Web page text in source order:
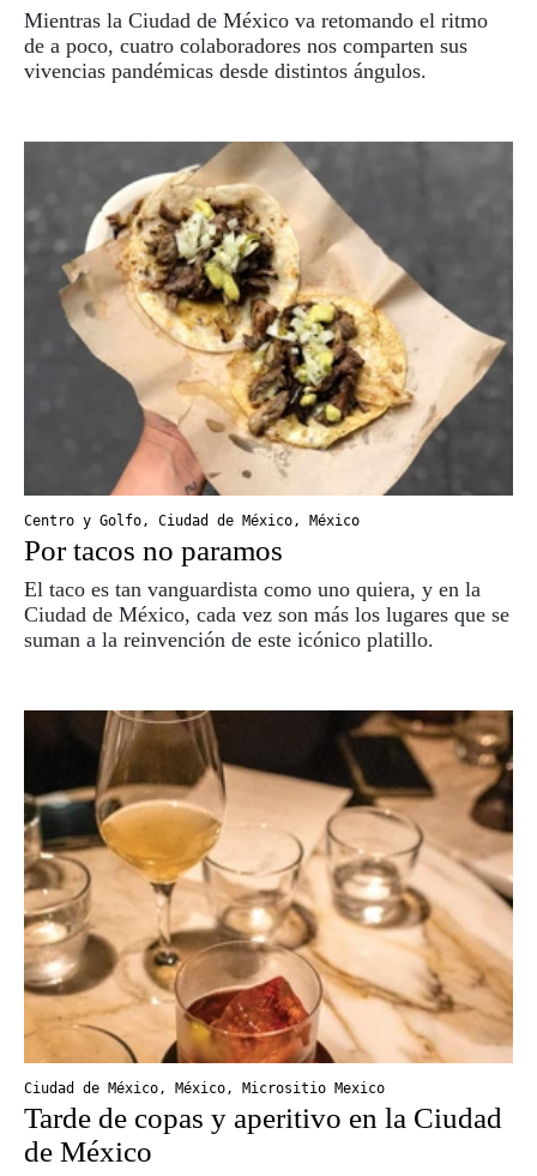
Mientras la Ciudad de México va retomando el ritmo
de a poco, cuatro colaboradores nos comparten sus
vivencias pandémicas desde distintos ángulos.
Centro y Golfo , Ciudad de México , México
Por tacos no paramos
El taco es tan vanguardista como uno quiera, y en la
Ciudad de México, cada vez son más los lugares que se
suman a la reinvención de este icónico platillo.
Ciudad de México , México , Micrositio Mexico
Tarde de copas y aperitivo en la Ciudad
de México